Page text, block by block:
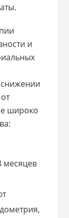
и
широко
месяцев